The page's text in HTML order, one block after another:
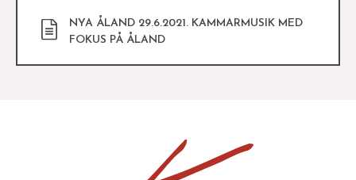
NYA ÅLAND 29.6.2021. KAMMARMUSIK MED
FOKUS PÅ ÅLAND